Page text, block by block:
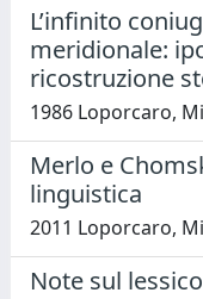
L’infinito
meridionale:
ricostruzione
1986 Loporcaro,
Merlo e
linguistica
2011 Loporcaro,
Note sul